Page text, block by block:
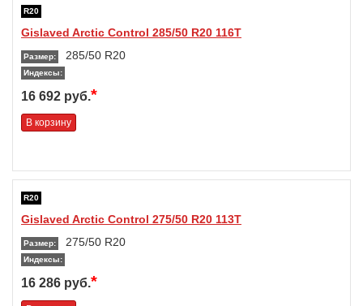
R20
Gislaved Arctic Control 285/50 R20 116T
Размер: 285/50 R20
Индексы:
16 692 руб.*
В корзину
R20
Gislaved Arctic Control 275/50 R20 113T
Размер: 275/50 R20
Индексы:
16 286 руб.*